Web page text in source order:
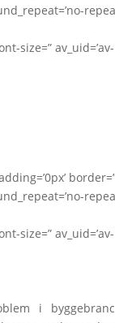
size=” av_uid=’av-
size=” av_uid=’av-
i